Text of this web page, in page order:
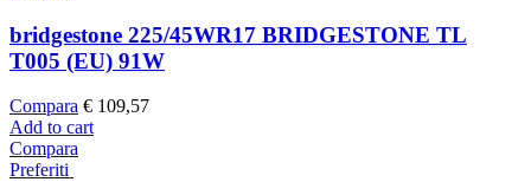
bridgestone 225/45WR17 BRIDGESTONE TL
T005 (EU) 91W
Compara € 109,57
Add to cart
Compara
Preferiti